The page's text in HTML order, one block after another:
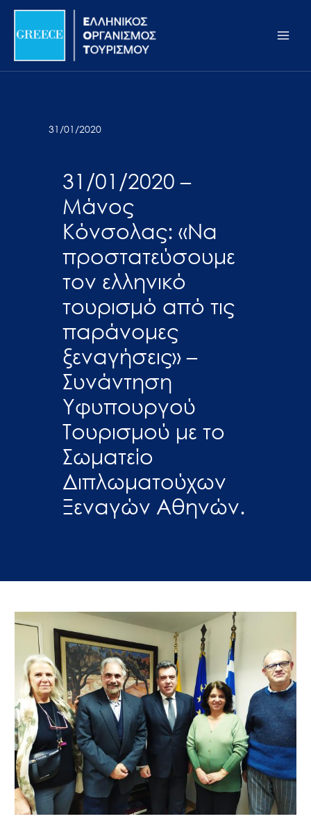
Σημείωση:
ιστότοπος
προσβασιμότητας.
Μετάβαση
περιεχόμενο
31/01/2020
31/01/2020 –
Μάνος
Κόνσολας: «Να
προστατεύσουμε
τον ελληνικό
τουρισμό από τις
παράνομες
ξεναγήσεις» –
Συνάντηση
Υφυπουργού
Τουρισμού με το
Σωματείο
Διπλωματούχων
Ξεναγών Αθηνών.